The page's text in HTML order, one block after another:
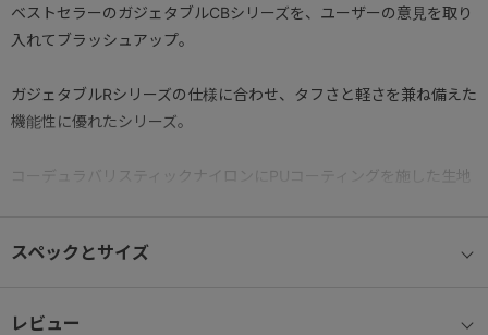
ベストセラーのガジェタブルCBシリーズを、ユーザーの意見を取り
入れてブラッシュアップ。
ガジェタブルRシリーズの仕様に合わせ、タフさと軽さを兼ね備えた
機能性に優れたシリーズ。
コーデュラバリスティックナイロンにPUコーティングを施した生地
で活躍します。
● 15.6インチノートPC収納可能（参考収納寸法
スペックとサイズ
レビュー